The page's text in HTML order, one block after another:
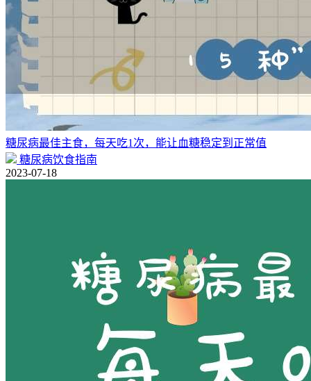
糖尿病最佳主食，每天吃1次，能让血糖稳定到正常值
糖尿病饮食指南
2023-07-18